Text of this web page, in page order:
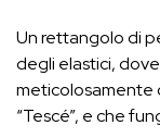
Un rettangolo di
degli elastici,
meticolosamente
“Tescé”, e che